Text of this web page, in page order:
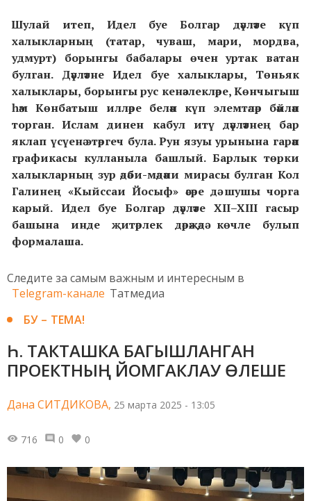
Шулай итеп, Идел буе Болгар дәүләте күп
халыкларның (татар, чуваш, мари, мордва,
удмурт) борынгы бабалары өчен уртак ватан
булган. Дәүләтне Идел буе халыклары, Төньяк
халыклары, борынгы рус кенәзлекләре, Көнчыгыш
һәм Көнбатыш илләре белән күп элемтәләр бәйләп
торган.Ислам динен кабул итү дәүләтнең бар
яклап үсүенә этәргеч була. Рун язуы урынына гарәп
графикасы кулланыла башлый. Барлык төрки
халыкларның зур әдәби-мәдәни мирасы булган Кол
Галинең «Кыйссаи Йосыф» әсәре дә шушы чорга
карый. Идел буе Болгар дәүләте XII–XIII гасыр
башына инде җитәрлек дәрәҗәдә көчле булып
формалаша.
Следите за самым важным и интересным в
Telegram-канале Татмедиа
БУ – ТЕМА!
Һ. ТАКТАШКА БАГЫШЛАНГАН
ПРОЕКТНЫҢ ЙОМГАКЛАУ ӨЛЕШЕ
Дана СИТДИКОВА, 25 марта 2025 - 13:05
716 0 0